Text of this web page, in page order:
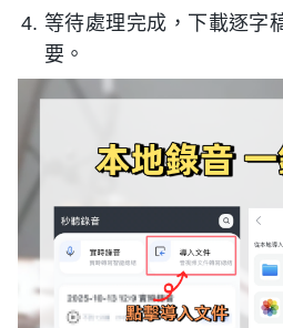
等待處理完成，下載逐字
要。